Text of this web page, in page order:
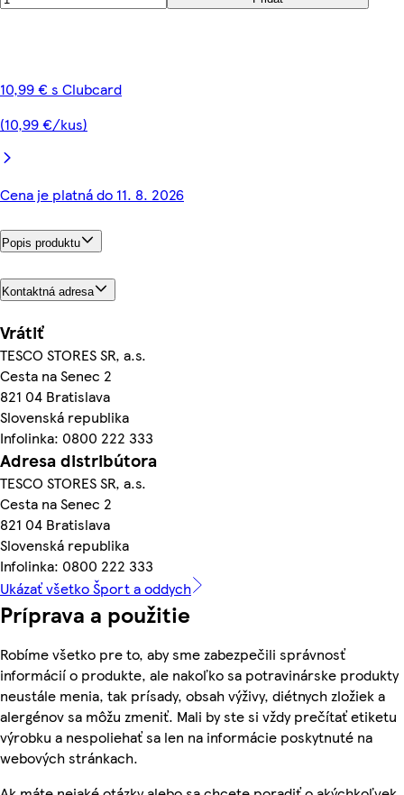
10,99 € s Clubcard
(10,99 €/kus)
Cena je platná do 11. 8. 2026
Popis produktu
Kontaktná adresa
Vrátiť
TESCO STORES SR, a.s.
Cesta na Senec 2
821 04 Bratislava
Slovenská republika
Infolinka: 0800 222 333
Adresa distribútora
TESCO STORES SR, a.s.
Cesta na Senec 2
821 04 Bratislava
Slovenská republika
Infolinka: 0800 222 333
Ukázať všetko Šport a oddych
Príprava a použitie
Robíme všetko pre to, aby sme zabezpečili správnosť
informácií o produkte, ale nakoľko sa potravinárske produkty
neustále menia, tak prísady, obsah výživy, diétnych zložiek a
alergénov sa môžu zmeniť. Mali by ste si vždy prečítať etiketu
výrobku a nespoliehať sa len na informácie poskytnuté na
webových stránkach.